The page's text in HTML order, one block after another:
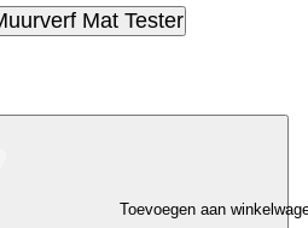
Mat Tester
Toevoegen aan